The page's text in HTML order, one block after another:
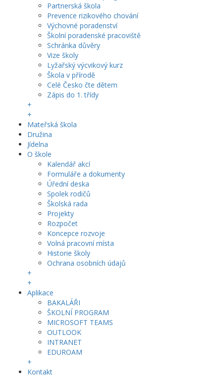
Partnerská škola
Prevence rizikového chování
Výchovné poradenství
Školní poradenské pracoviště
Schránka důvěry
Vize školy
Lyžařský výcvikový kurz
Škola v přírodě
Celé Česko čte dětem
Zápis do 1. třídy
+
+
Mateřská škola
Družina
Jídelna
O škole
Kalendář akcí
Formuláře a dokumenty
Úřední deska
Spolek rodičů
Školská rada
Projekty
Rozpočet
Koncepce rozvoje
Volná pracovní místa
Historie školy
Ochrana osobních údajů
+
+
Aplikace
BAKALÁŘI
ŠKOLNÍ PROGRAM
MICROSOFT TEAMS
OUTLOOK
INTRANET
EDUROAM
+
Kontakt